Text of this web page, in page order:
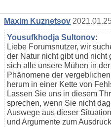
Maxim Kuznetsov
Yousufkhodja Sultonov:
Liebe Forumsnutzer, wir
der Natur nicht gibt und nicht
sich alle unsere Mühen in
Phänomene der
herum in einer Kette von
Lassen Sie uns in diesem
sprechen, wenn Sie nicht
Auswege aus dieser
und Argumente zum